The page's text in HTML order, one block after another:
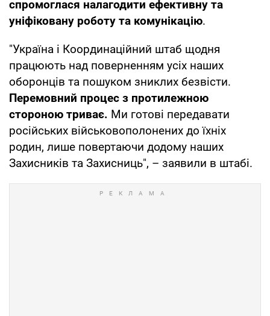
спромоглася налагодити ефективну та
уніфіковану роботу та комунікацію.
"Україна і Координаційний штаб щодня
працюють над поверненням усіх наших
оборонців та пошуком зниклих безвісти.
Перемовний процес з протилежною
стороною триває. Ми готові передавати
російських військовополонених до їхніх
родин, лише повертаючи додому наших
Захисників та Захисниць", – заявили в штабі.